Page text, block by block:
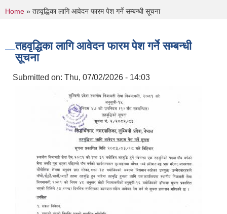
You are here
Home » तहवृद्धिका लागि आवेदन फारम पेश गर्ने सम्बन्धी सूचना
तहवृद्धिका लागि आवेदन फारम पेश गर्ने सम्बन्धी
सूचना
Submitted on: Thu, 07/02/2026 - 14:03